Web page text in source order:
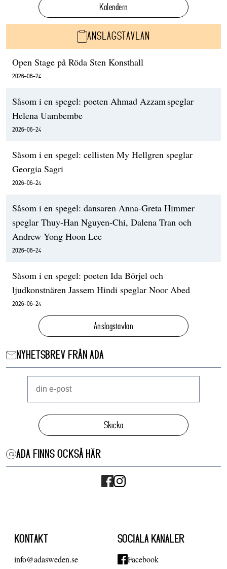
Kalendern
ANSLAGSTAVLAN
Open Stage på Röda Sten Konsthall
2026-06-24
Såsom i en spegel: poeten Ahmad Azzam speglar
Helena Uambembe
2026-06-24
Såsom i en spegel: cellisten My Hellgren speglar
Georgia Sagri
2026-06-24
Såsom i en spegel: dansaren Anna-Greta Himmer
speglar Thuy-Han Nguyen-Chi, Dalena Tran och
Andrew Yong Hoon Lee
2026-06-24
Såsom i en spegel: poeten Ida Börjel och
ljudkonstnären Jassem Hindi speglar Noor Abed
2026-06-24
Anslagstavlan
NYHETSBREV FRÅN ADA
Skicka
ADA FINNS OCKSÅ HÄR
KONTAKT
info@adasweden.se
SOCIALA KANALER
Facebook